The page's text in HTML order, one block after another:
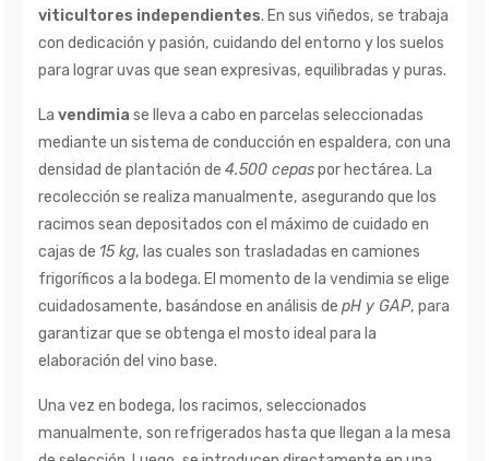
viticultores independientes. En sus viñedos, se trabaja
con dedicación y pasión, cuidando del entorno y los suelos
para lograr uvas que sean expresivas, equilibradas y puras.
La vendimia se lleva a cabo en parcelas seleccionadas
mediante un sistema de conducción en espaldera, con una
densidad de plantación de 4.500 cepaspor hectárea. La
recolección se realiza manualmente, asegurando que los
racimos sean depositados con el máximo de cuidado en
cajas de 15 kg, las cuales son trasladadas en camiones
frigoríficos a la bodega. El momento de la vendimia se elige
cuidadosamente, basándose en análisis de pH y GAP, para
garantizar que se obtenga el mosto ideal para la
elaboración del vino base.
Una vez en bodega, los racimos, seleccionados
manualmente, son refrigerados hasta que llegan a la mesa